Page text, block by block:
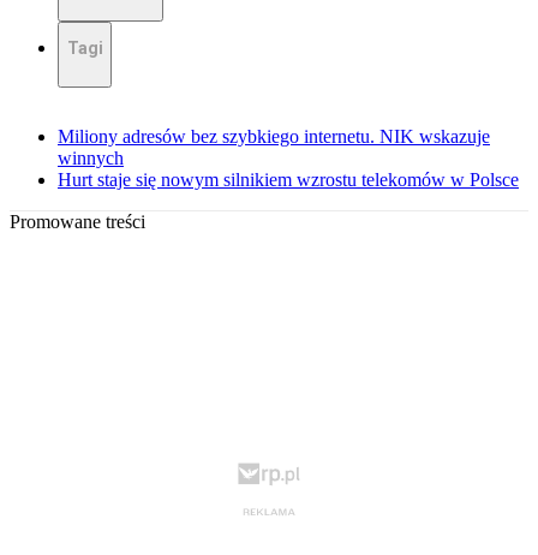
Tagi
Miliony adresów bez szybkiego internetu. NIK wskazuje
winnych
Hurt staje się nowym silnikiem wzrostu telekomów w Polsce
Promowane treści